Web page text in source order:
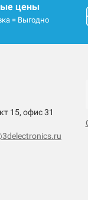
цены
= Выгодно
15, офис 31